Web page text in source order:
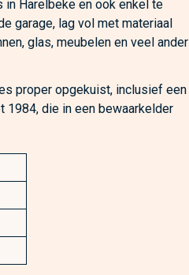
in Harelbeke en ook enkel te
garage, lag vol met materiaal
glas, meubelen en veel ander
proper opgekuist, inclusief een
1984, die in een bewaarkelder